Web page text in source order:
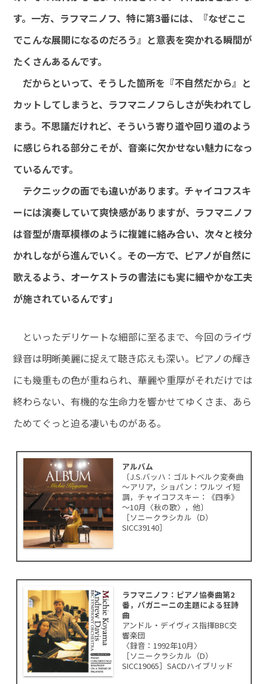
す。一方、ラフマニノフ、特に第3番には、『なぜここ
でこんな展開になるのだろう』と意表を突かれる瞬間が
たくさんあるんです。
だからといって、そうした箇所を『不自然だから』と
カットしてしまうと、ラフマニノフらしさが失われてし
まう。不思議だけれど、そういう寄り道や回り道のよう
に感じられる部分こそが、音楽に欠かせない魅力になっ
ているんです。
テクニックの面でも違いがあります。チャイコフスキ
ーには演奏していて爽快感がありますが、ラフマニノフ
は音型が唐草模様のように複雑に絡み合い、次々と枝分
かれしながら進んでいく。その一方で、ピアノが自然に
歌えるよう、オーケストラの書法にも実に細やかな工夫
が施されているんです」
といったデリケートな細部に至るまで、今回のライヴ
録音は明晰美麗に捉えて聴き応えも深い。ピアノの輝き
にも幾重もの色が重ねられ、華麗や重厚がそれだけでは
終わらない、有機的な生命力を響かせてゆくさま、あら
ためてぐっと迫る凄いものがある。
アルバム
〔J.S.バッハ：ゴルトベルク変奏曲
～アリア，ショパン：ワルツ イ短
調，チャイコフスキー：《四季》
～10月〈秋の歌〉，他〕
［ソニークラシカル（D）
SICC39140］
ラフマニノフ：ピアノ協奏曲第2
番，パガニーニの主題による狂詩
曲
アンドル・デイヴィス指揮BBC交
響楽団
〈録音：1992年10月〉
［ソニークラシカル（D）
SICC19065］SACDハイブリッド